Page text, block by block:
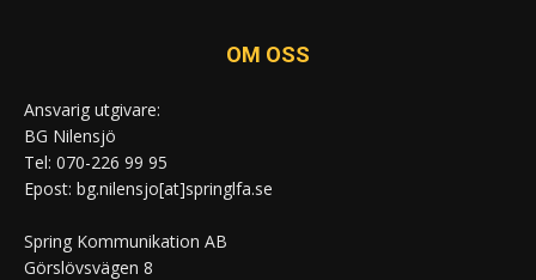
OM OSS
Ansvarig utgivare:
BG Nilensjö
Tel: 070-226 99 95
Epost: bg.nilensjo[at]springlfa.se
Spring Kommunikation AB
Görslövsvägen 8